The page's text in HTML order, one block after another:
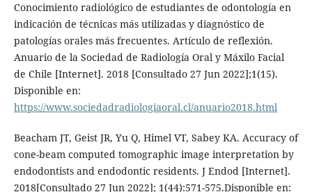
Conocimiento radiológico de estudiantes de odontología en
indicación de técnicas más utilizadas y diagnóstico de
patologías orales más frecuentes. Artículo de reflexión.
Anuario de la Sociedad de Radiología Oral y Máxilo Facial
de Chile [Internet]. 2018 [Consultado 27 Jun 2022];1(15).
Disponible en:
https://www.sociedadradiologiaoral.cl/anuario2018.html
Beacham JT, Geist JR, Yu Q, Himel VT, Sabey KA. Accuracy of
cone-beam computed tomographic image interpretation by
endodontists and endodontic residents. J Endod [Internet].
2018[Consultado 27 Jun 2022]; 1(44):571-575.Disponible en: